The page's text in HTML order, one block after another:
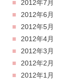
2012年7月
2012年6月
2012年5月
2012年4月
2012年3月
2012年2月
2012年1月